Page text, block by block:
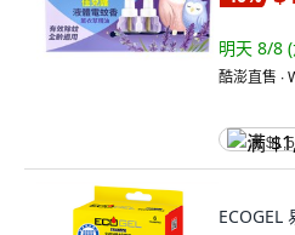
明天 8/8
酷澎直售 ∙
满
ECOGEL